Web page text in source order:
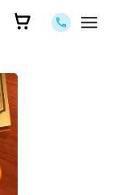
Позвоните